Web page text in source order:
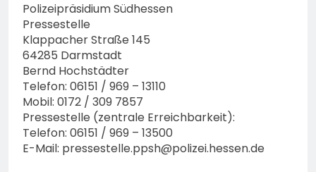
Polizeipräsidium Südhessen
Pressestelle
Klappacher Straße 145
64285 Darmstadt
Bernd Hochstädter
Telefon: 06151 / 969 – 13110
Mobil: 0172 / 309 7857
Pressestelle (zentrale Erreichbarkeit):
Telefon: 06151 / 969 – 13500
E-Mail: pressestelle.ppsh@polizei.hessen.de